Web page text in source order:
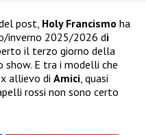
post, Holy Francismo ha
inverno 2025/2026 di
il terzo giorno della
show. E tra i modelli che
allievo di Amici , quasi
rossi non sono certo